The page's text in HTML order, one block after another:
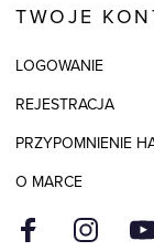
Skład tkaniny
Składy podszewek
Model
TWOJE
LOGOWANIE
REJESTRACJA
PRZYPOMNIENIE
O MARCE